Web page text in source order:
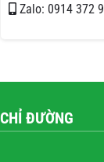
Zalo: 0914 372
CHỈ ĐƯỜNG